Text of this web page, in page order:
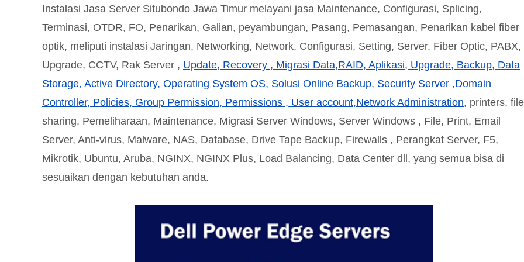
Instalasi Jasa Server Situbondo Jawa Timur melayani jasa Maintenance, Configurasi, Splicing,
Terminasi, OTDR, FO, Penarikan, Galian, peyambungan, Pasang, Pemasangan, Penarikan kabel fiber
optik, meliputi instalasi Jaringan, Networking, Network, Configurasi, Setting, Server, Fiber Optic, PABX,
Upgrade, CCTV, Rak Server , Update, Recovery , Migrasi Data,RAID, Aplikasi, Upgrade, Backup, Data
Storage, Active Directory, Operating System OS, Solusi Online Backup, Security Server ,Domain
Controller, Policies, Group Permission, Permissions , User account,Network Administration, printers, file
sharing, Pemeliharaan, Maintenance, Migrasi Server Windows, Server Windows , File, Print, Email
Server, Anti-virus, Malware, NAS, Database, Drive Tape Backup, Firewalls , Perangkat Server, F5,
Mikrotik, Ubuntu, Aruba, NGINX, NGINX Plus, Load Balancing, Data Center dll, yang semua bisa di
sesuaikan dengan kebutuhan anda.